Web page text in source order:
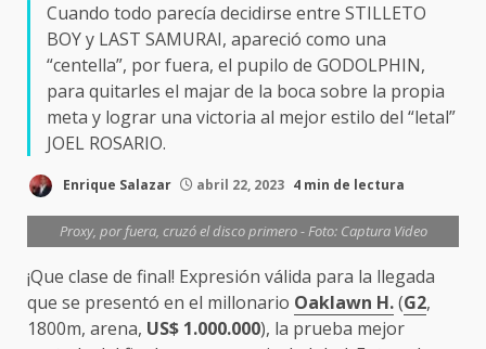
Cuando todo parecía decidirse entre STILLETO
BOY y LAST SAMURAI, apareció como una
“centella”, por fuera, el pupilo de GODOLPHIN,
para quitarles el majar de la boca sobre la propia
meta y lograr una victoria al mejor estilo del “letal”
JOEL ROSARIO.
Enrique Salazar abril 22, 2023 4 min de lectura
Proxy, por fuera, cruzó el disco primero - Foto: Captura Video
¡Que clase de final! Expresión válida para la llegada
que se presentó en el millonario Oaklawn H.(G2,
1800m, arena, US$ 1.000.000), la prueba mejor